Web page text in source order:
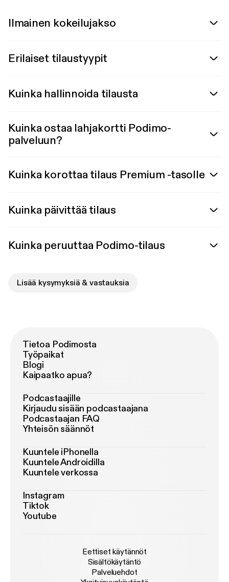
Ilmainen kokeilujakso
Erilaiset tilaustyypit
Kuinka hallinnoida tilausta
Kuinka ostaa lahjakortti Podimo-
palveluun?
Kuinka korottaa tilaus Premium -tasolle
Kuinka päivittää tilaus
Kuinka peruuttaa Podimo-tilaus
Lisää kysymyksiä & vastauksia
Tietoa Podimosta
Työpaikat
Blogi
Kaipaatko apua?
Podcastaajille
Kirjaudu sisään podcastaajana
Podcastaajan FAQ
Yhteisön säännöt
Kuuntele iPhonella
Kuuntele Androidilla
Kuuntele verkossa
Instagram
Tiktok
Youtube
Eettiset käytännöt
Sisältökäytäntö
Palveluehdot